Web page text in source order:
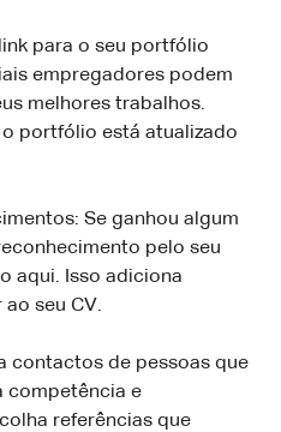
para o seu portfólio
empregadores podem
melhores trabalhos.
portfólio está atualizado
Se ganhou algum
pelo seu
aqui. Isso adiciona
seu CV.
contactos de pessoas que
competência e
referências que